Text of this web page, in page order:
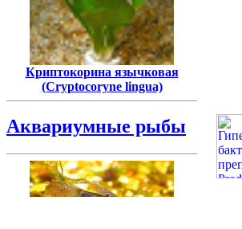
Криптокорина язычковая
(Cryptocoryne lingua)
Аквариумные рыбы